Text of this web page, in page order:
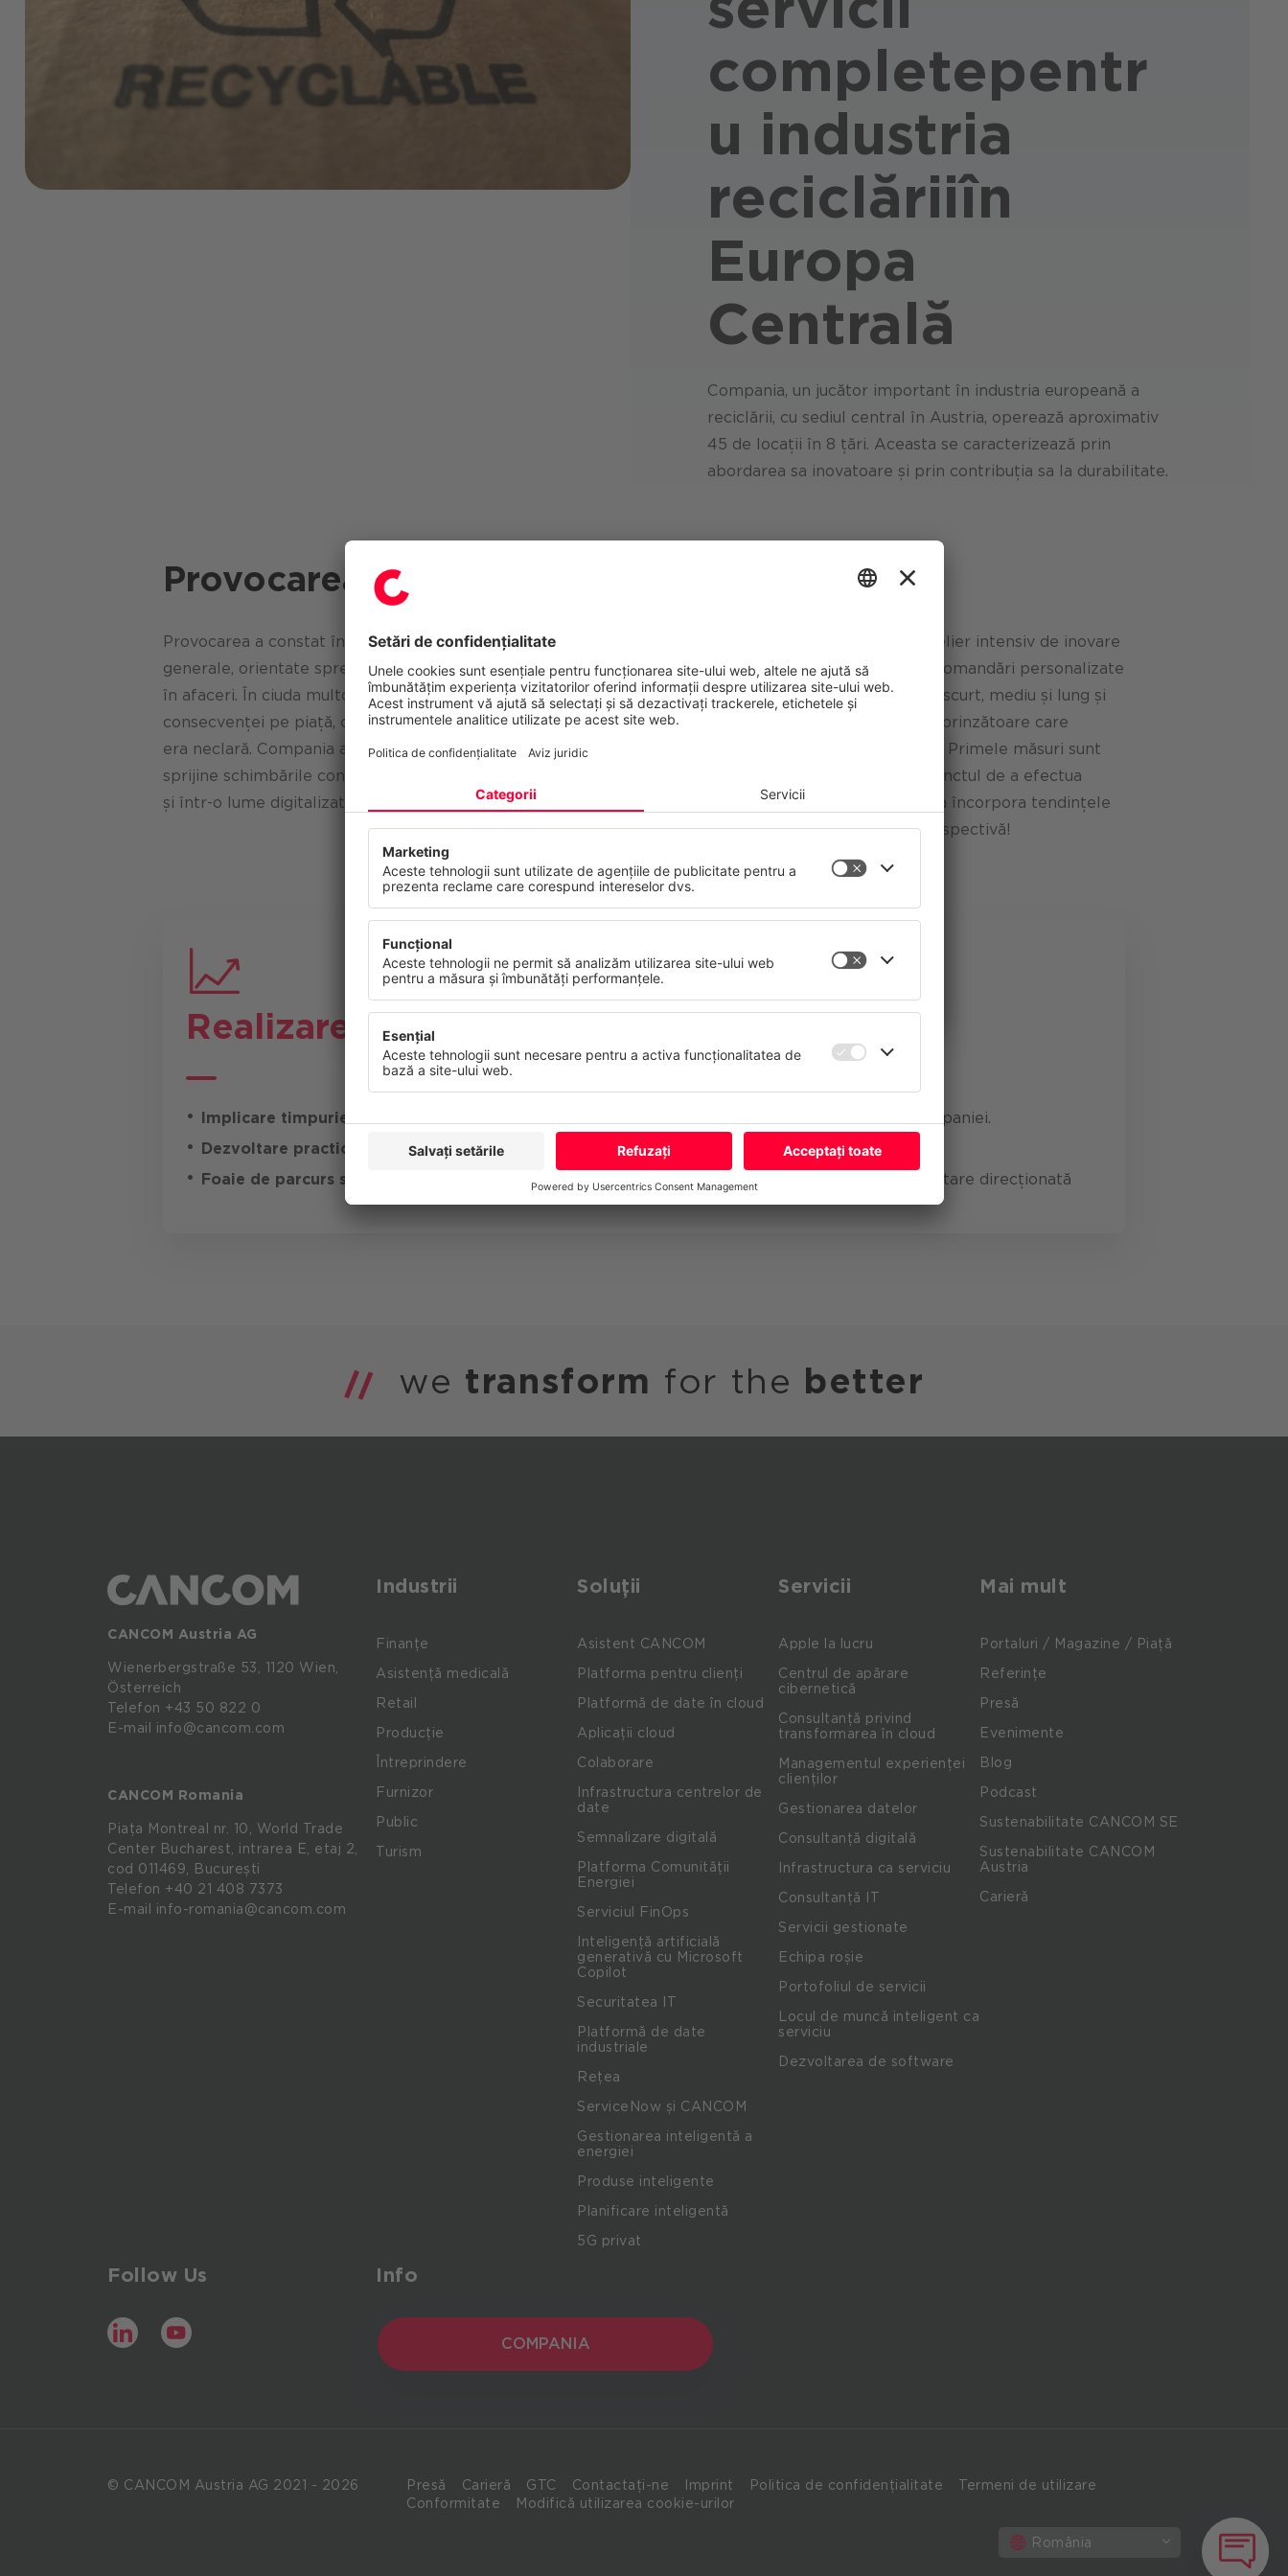
completepentr
u industria
reciclăriiîn
Europa
Centrală
Compania, un jucător important în industria europeană a
reciclării, cu sediul central în Austria, operează aproximativ
45 de locații în 8 țări. Aceasta se caracterizează prin
abordarea sa inovatoare și prin contribuția sa la durabilitate.
Provocarea de afaceri
Provocarea a constat în dezvoltarea unei strategii IT
generale, orientate spre practică, care să asigure alinierea IT
în afaceri. În ciuda multor ani de experiență și a
consecvenței pe piață, calea către implementarea practică
era neclară. Compania avea nevoie de o abordare care să
sprijine schimbările constante și ritmul său de creștere, chiar
și într-o lume digitalizată.
Abordarea noastră a combinat un atelier intensiv de inovare
cu relevanța practică. Am derivat recomandări personalizate
de acțiune pentru viitorul pe termen scurt, mediu și lung și
am creat astfel o foaie de parcurs cuprinzătoare care
conduce pas cu pas la implementare. Primele măsuri sunt
deja puse în aplicare și suntem pe punctul de a efectua
revizuirea anuală a strategiei pentru a încorpora tendințele
și evoluțiile actuale, alături de o retrospectivă!
Realizare
Implicare timpurie:
Începeți cu ateliere de inovare pentru o înțelegere profundă a nevoilor companiei.
Dezvoltare practică:
tranziție rapidă de la teorie la proiecte orientate spre practică.
Foaie de parcurs strategică:
organizare clară în Acum, Urmatorul, Mai târziu pentru o implementare direcționată
we transform for the better
CANCOM Austria AG
Wienerbergstraße 53, 1120 Wien,
Österreich
Telefon +43 50 822 0
E-mail info@cancom.com
CANCOM Romania
Piața Montreal nr. 10, World Trade
Center Bucharest, intrarea E, etaj 2,
cod 011469, București
Telefon +40 21 408 7373
E-mail info-romania@cancom.com
Industrii
Finanțe
Asistență medicală
Retail
Producție
Întreprindere
Furnizor
Public
Turism
Soluții
Asistent CANCOM
Platforma pentru clienți
Platformă de date în cloud
Aplicații cloud
Colaborare
Infrastructura centrelor de
date
Semnalizare digitală
Platforma Comunității
Energiei
Serviciul FinOps
Inteligență artificială
generativă cu Microsoft
Copilot
Securitatea IT
Platformă de date
industriale
Rețea
ServiceNow și CANCOM
Gestionarea inteligentă a
energiei
Produse inteligente
Planificare inteligentă
5G privat
Servicii
Apple la lucru
Centrul de apărare
cibernetică
Consultanță privind
transformarea în cloud
Managementul experienței
clienților
Gestionarea datelor
Consultanță digitală
Infrastructura ca serviciu
Consultanță IT
Servicii gestionate
Echipa roșie
Portofoliul de servicii
Locul de muncă inteligent ca
serviciu
Dezvoltarea de software
Mai mult
Portaluri / Magazine / Piață
Referințe
Presă
Evenimente
Blog
Podcast
Sustenabilitate CANCOM SE
Sustenabilitate CANCOM
Austria
Carieră
Follow Us
LinkedInYouTube
Info
COMPANIA
COMPANIA
© CANCOM Austria AG 2021 - 2026 Presă Carieră GTC Contactați-ne Imprint Politica de confidențialitate
Termeni de utilizare
Conformitate
Modifică utilizarea cookie-urilor
România
Confidențialitatea dumneavoastră contează
Acest site web folosește cookie-uri și tehnologii similare pentru a furniza și a îmbunătăți
continuu serviciile noastre și pentru a afișa reclame în funcție de interesele
dumneavoastră. Vă puteți retrage sau modifica consimțământul oricând, cu efect pentru
viitor.
Mai Multe Refuză
Cum